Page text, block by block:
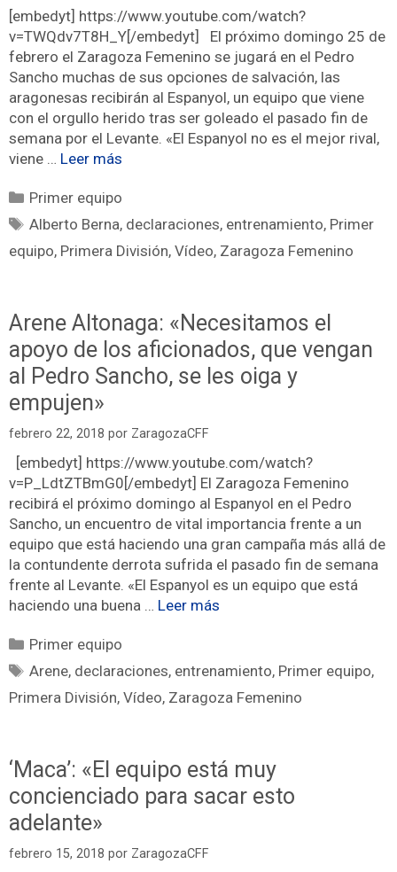
[embedyt] https://www.youtube.com/watch?
v=TWQdv7T8H_Y[/embedyt] El próximo domingo 25 de
febrero el Zaragoza Femenino se jugará en el Pedro
Sancho muchas de sus opciones de salvación, las
aragonesas recibirán al Espanyol, un equipo que viene
con el orgullo herido tras ser goleado el pasado fin de
semana por el Levante. «El Espanyol no es el mejor rival,
viene … Leer más
Primer equipo
Alberto Berna, declaraciones, entrenamiento, Primer
equipo, Primera División, Vídeo, Zaragoza Femenino
Arene Altonaga: «Necesitamos el
apoyo de los aficionados, que vengan
al Pedro Sancho, se les oiga y
empujen»
febrero 22, 2018 por ZaragozaCFF
[embedyt] https://www.youtube.com/watch?
v=P_LdtZTBmG0[/embedyt] El Zaragoza Femenino
recibirá el próximo domingo al Espanyol en el Pedro
Sancho, un encuentro de vital importancia frente a un
equipo que está haciendo una gran campaña más allá de
la contundente derrota sufrida el pasado fin de semana
frente al Levante. «El Espanyol es un equipo que está
haciendo una buena … Leer más
Primer equipo
Arene, declaraciones, entrenamiento, Primer equipo,
Primera División, Vídeo, Zaragoza Femenino
‘Maca’: «El equipo está muy
concienciado para sacar esto
adelante»
febrero 15, 2018 por ZaragozaCFF